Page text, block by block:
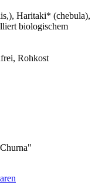
Haritaki* (chebula),
biologischem
Rohkost